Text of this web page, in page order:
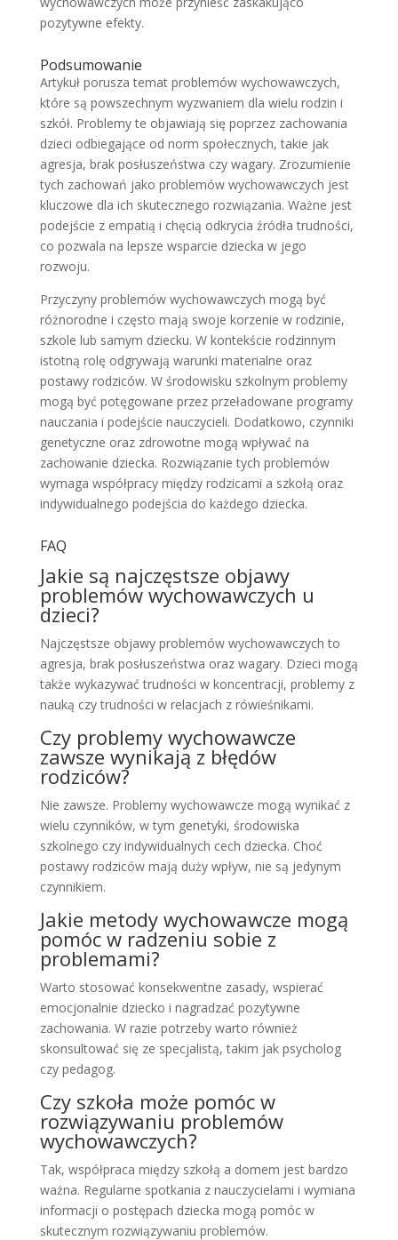
pozytywne efekty.
Podsumowanie
Artykuł porusza temat problemów wychowawczych,
które są powszechnym wyzwaniem dla wielu rodzin i
szkół. Problemy te objawiają się poprzez zachowania
dzieci odbiegające od norm społecznych, takie jak
agresja, brak posłuszeństwa czy wagary. Zrozumienie
tych zachowań jako problemów wychowawczych jest
kluczowe dla ich skutecznego rozwiązania. Ważne jest
podejście z empatią i chęcią odkrycia źródła trudności,
co pozwala na lepsze wsparcie dziecka w jego
rozwoju.
Przyczyny problemów wychowawczych mogą być
różnorodne i często mają swoje korzenie w rodzinie,
szkole lub samym dziecku. W kontekście rodzinnym
istotną rolę odgrywają warunki materialne oraz
postawy rodziców. W środowisku szkolnym problemy
mogą być potęgowane przez przeładowane programy
nauczania i podejście nauczycieli. Dodatkowo, czynniki
genetyczne oraz zdrowotne mogą wpływać na
zachowanie dziecka. Rozwiązanie tych problemów
wymaga współpracy między rodzicami a szkołą oraz
indywidualnego podejścia do każdego dziecka.
FAQ
Jakie są najczęstsze objawy
problemów wychowawczych u
dzieci?
Najczęstsze objawy problemów wychowawczych to
agresja, brak posłuszeństwa oraz wagary. Dzieci mogą
także wykazywać trudności w koncentracji, problemy z
nauką czy trudności w relacjach z rówieśnikami.
Czy problemy wychowawcze
zawsze wynikają z błędów
rodziców?
Nie zawsze. Problemy wychowawcze mogą wynikać z
wielu czynników, w tym genetyki, środowiska
szkolnego czy indywidualnych cech dziecka. Choć
postawy rodziców mają duży wpływ, nie są jedynym
czynnikiem.
Jakie metody wychowawcze mogą
pomóc w radzeniu sobie z
problemami?
Warto stosować konsekwentne zasady, wspierać
emocjonalnie dziecko i nagradzać pozytywne
zachowania. W razie potrzeby warto również
skonsultować się ze specjalistą, takim jak psycholog
czy pedagog.
Czy szkoła może pomóc w
rozwiązywaniu problemów
wychowawczych?
Tak, współpraca między szkołą a domem jest bardzo
ważna. Regularne spotkania z nauczycielami i wymiana
informacji o postępach dziecka mogą pomóc w
skutecznym rozwiązywaniu problemów.